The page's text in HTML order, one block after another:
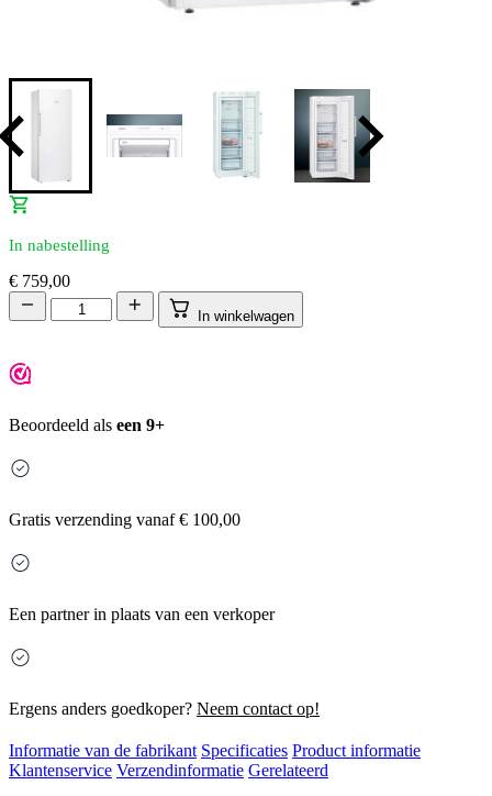
In nabestelling
€ 759,00
In winkelwagen
Beoordeeld als een 9+
Gratis verzending vanaf € 100,00
Een partner in plaats van een verkoper
Ergens anders goedkoper? Neem contact op!
Informatie van de fabrikant Specificaties Product informatie
Klantenservice Verzendinformatie Gerelateerd